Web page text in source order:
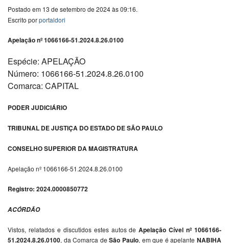
Postado em 13 de setembro de 2024 às 09:16.
Escrito porportaldori
Apelação nº 1066166-51.2024.8.26.0100
Espécie: APELAÇÃO
Número: 1066166-51.2024.8.26.0100
Comarca: CAPITAL
PODER JUDICIÁRIO
TRIBUNAL DE JUSTIÇA DO ESTADO DE SÃO PAULO
CONSELHO SUPERIOR DA MAGISTRATURA
Apelação nº 1066166-51.2024.8.26.0100
Registro: 2024.0000850772
ACÓRDÃO
Vistos, relatados e discutidos estes autos deApelação Cível nº 1066166-
51.2024.8.26.0100, da Comarca deSão Paulo, em que é apelanteNABIHA